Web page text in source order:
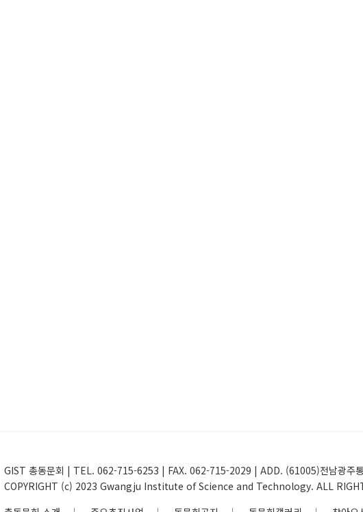
GIST 총동문회 | TEL. 062-715-6253 | FAX. 062-715-2029 | ADD. (61005)전남광주
COPYRIGHT (c) 2023 Gwangju Institute of Science and Technology. ALL